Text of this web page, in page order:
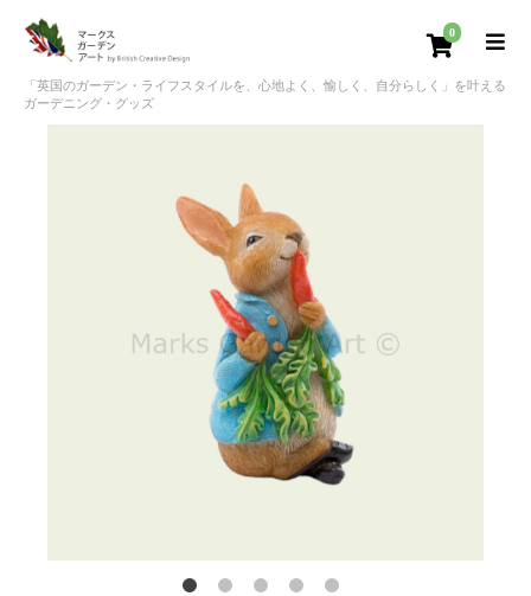
0
「英国のガーデン・ライフスタイルを、心地よく、愉しく、自分らしく」を叶える
ガーデニング・グッズ